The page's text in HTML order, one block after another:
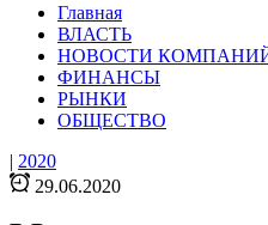
Главная
ВЛАСТЬ
НОВОСТИ
ФИНАНСЫ
РЫНКИ
ОБЩЕСТВО
| 2020
29.06.2020